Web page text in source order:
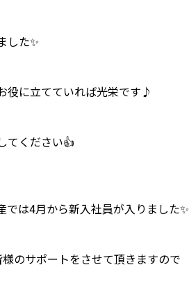
した✨
役に立てていれば光栄です♪
てください👍
では4月から新入社員が入りました✨
のサポートをさせて頂きますので